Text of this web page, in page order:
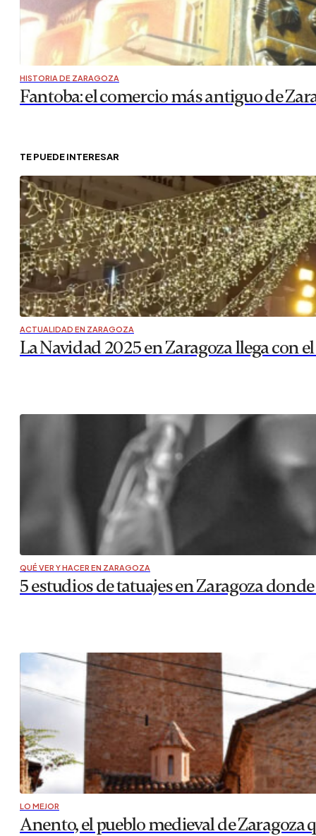
HISTORIA DE ZARAGOZA
Fantoba: el comercio más antiguo de
TE PUEDE INTERESAR
ACTUALIDAD EN ZARAGOZA
La Navidad 2025 en Zaragoza llega con
QUÉ VER Y HACER EN ZARAGOZA
5 estudios de tatuajes en Zaragoza
LO MEJOR
Anento, el pueblo medieval de Zaragoza